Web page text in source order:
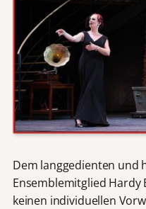
Dem langgedienten und
Ensemblemitglied
keinen individuellen